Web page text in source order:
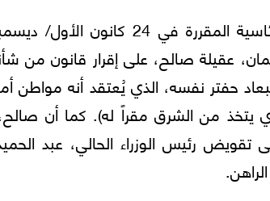
كان المتسابقون الأوائل إلى الانتخابات
عقيلة صالح، على إقرار قانون من
حفتر نفسه، الذي يُعتقد أنه مواطن
يتخذ من الشرق مقراً له). كما أن
تقويض رئيس الوزراء الحالي، عبد